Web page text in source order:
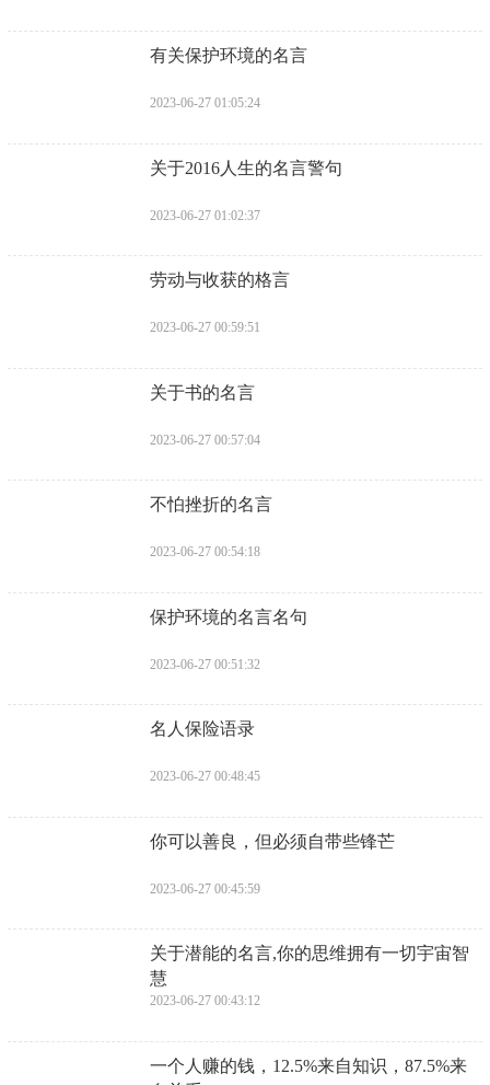
​有关保护环境的名言
2023-06-27 01:05:24
​关于2016人生的名言警句
2023-06-27 01:02:37
​劳动与收获的格言
2023-06-27 00:59:51
​关于书的名言
2023-06-27 00:57:04
​不怕挫折的名言
2023-06-27 00:54:18
​保护环境的名言名句
2023-06-27 00:51:32
​名人保险语录
2023-06-27 00:48:45
​你可以善良，但必须自带些锋芒
2023-06-27 00:45:59
​关于潜能的名言,你的思维拥有一切宇宙智
慧
2023-06-27 00:43:12
​一个人赚的钱，12.5%来自知识，87.5%来